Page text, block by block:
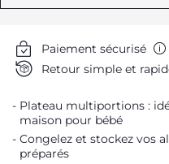
Paiement sécurisé
Retour simple et
Plateau multiportions :
maison pour bébé
Congelez et stockez vos
préparés